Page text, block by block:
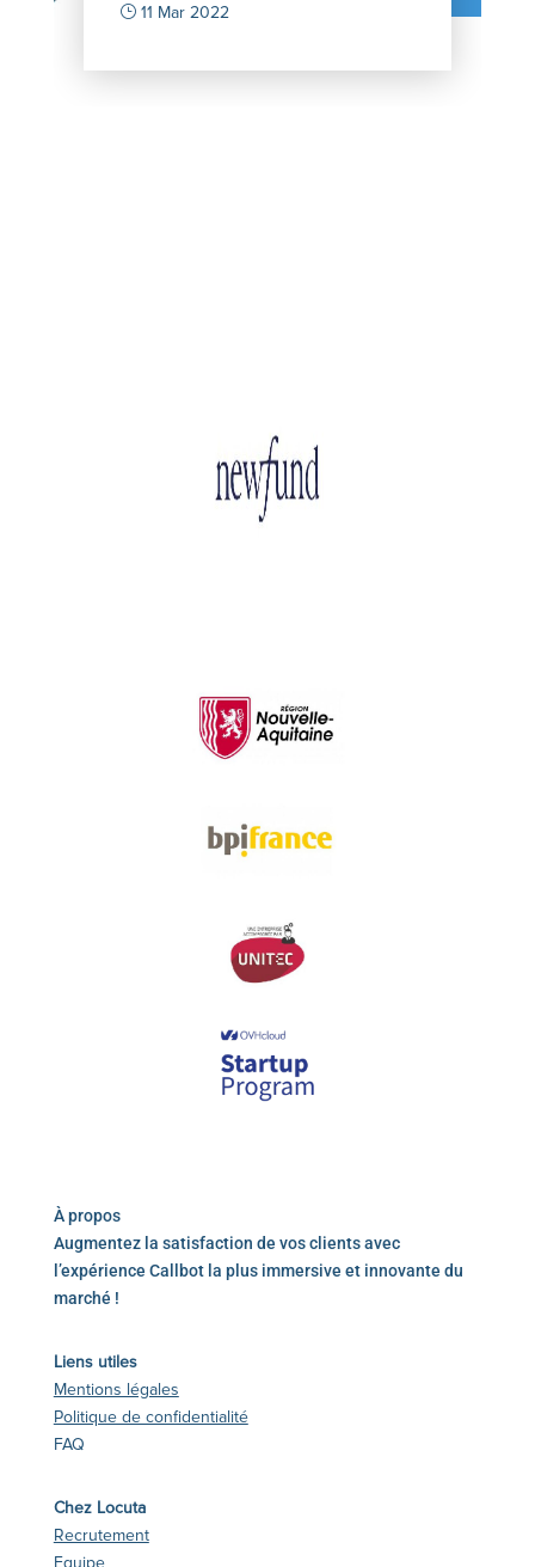
}11 Mar 2022
À propos
Augmentez la satisfaction de vos clients avec
l’expérience Callbot la plus immersive et innovante du
marché !
Liens utiles
Mentions légales
Politique de confidentialité
FAQ
Chez Locuta
Recrutement